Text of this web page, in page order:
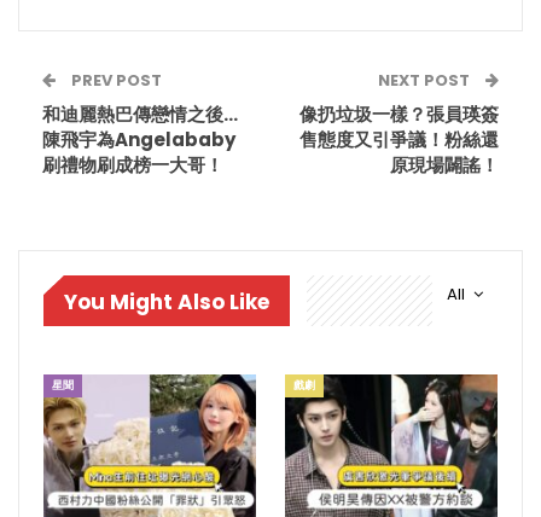
PREV POST
和迪麗熱巴傳戀情之後…
陳飛宇為Angelababy
刷禮物刷成榜一大哥！
NEXT POST
像扔垃圾一樣？張員瑛簽
售態度又引爭議！粉絲還
原現場闢謠！
All
You Might Also Like
星聞 戲劇